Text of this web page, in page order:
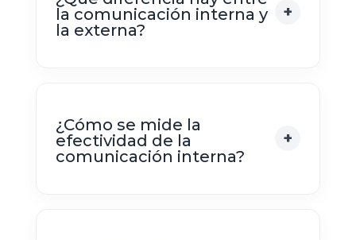
la comunicación interna y
la externa?
¿Cómo se mide la
efectividad de la
comunicación interna?